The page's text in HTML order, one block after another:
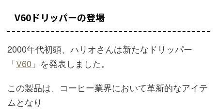
V60ドリッパーの登場
2000年代初頭、ハリオさんは新たなドリッパー
「V60 」を発表しました。
この製品は、コーヒー業界において革新的なアイテ
ムとなり